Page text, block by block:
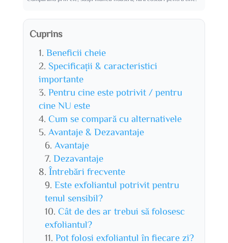
Cuprins
Beneficii cheie
Specificații & caracteristici
importante
Pentru cine este potrivit / pentru
cine NU este
Cum se compară cu alternativele
Avantaje & Dezavantaje
Avantaje
Dezavantaje
Întrebări frecvente
Este exfoliantul potrivit pentru
tenul sensibil?
Cât de des ar trebui să folosesc
exfoliantul?
Pot folosi exfoliantul în fiecare zi?